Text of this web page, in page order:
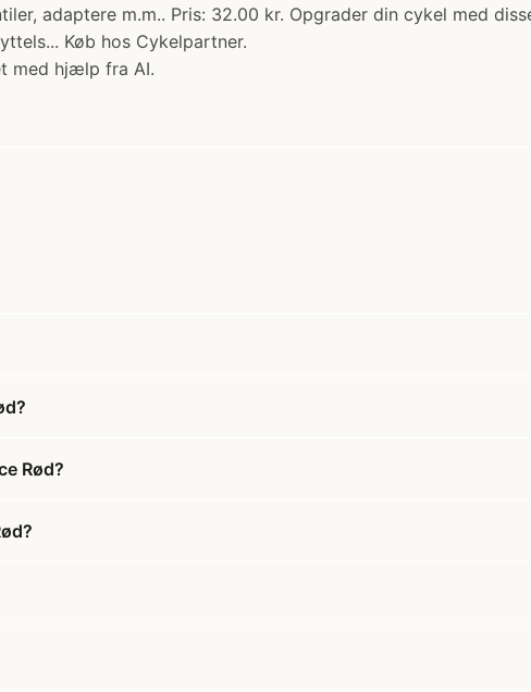
adaptere m.m.. Pris: 32.00 kr. Opgrader din cykel med
Køb hos Cykelpartner.
med hjælp fra AI.
Rød?